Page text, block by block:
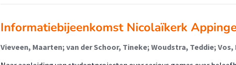
Informatiebijeenkomst Nicolaïkerk